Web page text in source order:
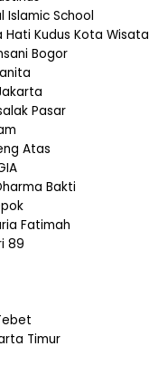
Islamic School
Hati Kudus Kota Wisata
Bogor
Pasar
Atas
Bakti
Fatimah
89
Timur